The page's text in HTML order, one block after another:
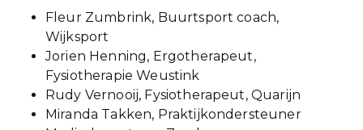
Fleur Zumbrink, Buurtsport coach,
Wijksport
Jorien Henning, Ergotherapeut,
Fysiotherapie Weustink
Rudy Vernooij, Fysiotherapeut, Quarijn
Miranda Takken, Praktijkondersteuner